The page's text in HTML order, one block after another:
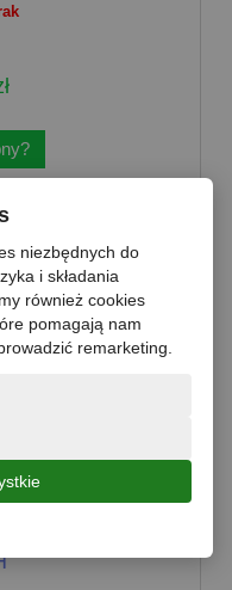
MANUKA
niezbędnych do
i składania
również cookies
pomagają nam
remarketing.